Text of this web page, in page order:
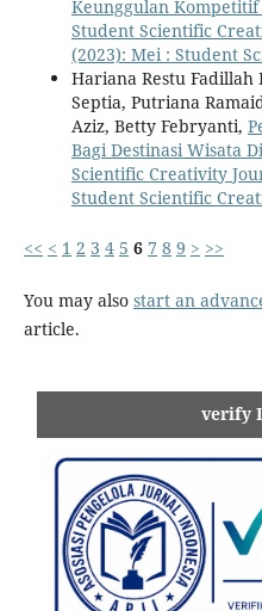
Keunggulan
Student Scientific
(2023): Mei : Student
Hariana Restu Fadillah
Septia, Putriana
Aziz, Betty Febryanti,
Bagi Destinasi Wisata
Scientific Creativity
Student Scientific
<< < 1 2 3 4 5 6 7 8 9 > >>
You may also start an
article.
verify